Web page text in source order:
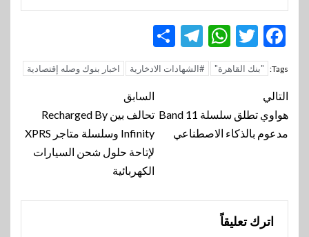
Facebook
Twitter
WhatsApp
Telegram
Tags: "بنك القاهرة" #الشهادات الادخارية اخبار بنوك وصله إقتصادية
تنقل
المقالة
السابق
تحالف بين Recharged By
Infinity وسلسلة متاجر XPRS
لإتاحة حلول شحن السيارات
الكهربائية
التالي
هواوي تطلق سلسلة Band 11
مدعوم بالذكاء الاصطناعي
اترك تعليقاً